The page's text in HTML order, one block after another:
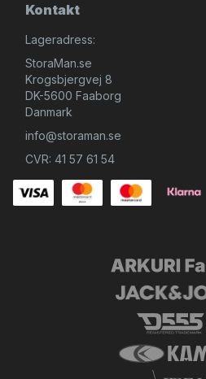
Kontakt
Lageradress:
StoraMan.se
Krogsbjergvej 8
DK-5600 Faaborg
Danmark
info@storaman.se
CVR: 41 57 61 54